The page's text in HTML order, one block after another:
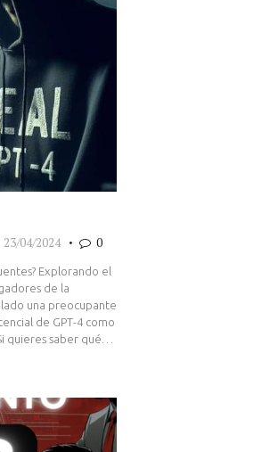
23/04/2024 0
Explorando el
de la
una preocupante
de GPT-4 como
quieres saber qué…